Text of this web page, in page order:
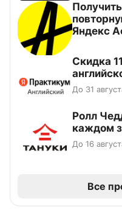
Яндекс
Скидка
До 31
Ролл
каждом
До 16
Все